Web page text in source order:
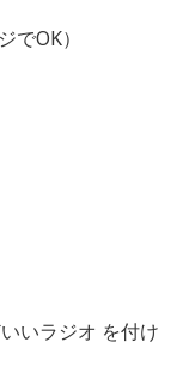
でOK）
いラジオ を付け